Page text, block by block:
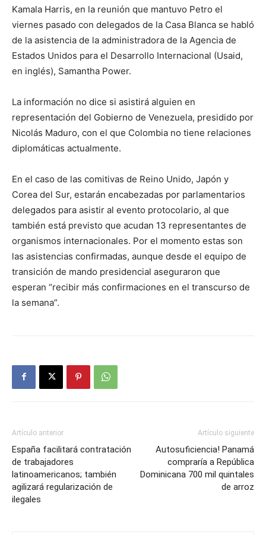
Kamala Harris, en la reunión que mantuvo Petro el
viernes pasado con delegados de la Casa Blanca se habló
de la asistencia de la administradora de la Agencia de
Estados Unidos para el Desarrollo Internacional (Usaid,
en inglés), Samantha Power.
La información no dice si asistirá alguien en
representación del Gobierno de Venezuela, presidido por
Nicolás Maduro, con el que Colombia no tiene relaciones
diplomáticas actualmente.
En el caso de las comitivas de Reino Unido, Japón y
Corea del Sur, estarán encabezadas por parlamentarios
delegados para asistir al evento protocolario, al que
también está previsto que acudan 13 representantes de
organismos internacionales. Por el momento estas son
las asistencias confirmadas, aunque desde el equipo de
transición de mando presidencial aseguraron que
esperan “recibir más confirmaciones en el transcurso de
la semana”.
Artículo anterior
España facilitará contratación
de trabajadores
latinoamericanos; también
agilizará regularización de
ilegales
Artículo siguiente
Autosuficiencia! Panamá
compraría a República
Dominicana 700 mil quintales
de arroz